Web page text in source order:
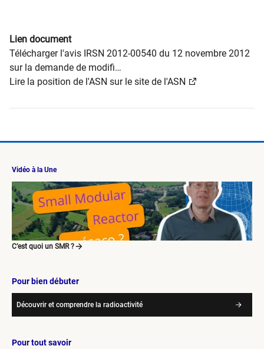
Lien document
Télécharger l'avis IRSN 2012-00540 du 12 novembre 2012
sur la demande de modifi…
Lire la position de l'ASN sur le site de l'ASN
Vidéo à la Une
C’est quoi un SMR ?
Pour bien débuter
Découvrir et comprendre la radioactivité
Pour tout savoir